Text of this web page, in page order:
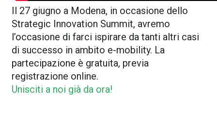
Il 27 giugno a Modena, in occasione dello
Strategic Innovation Summit, avremo
l’occasione di farci ispirare da tanti altri casi
di successo in ambito e-mobility. La
partecipazione è gratuita, previa
registrazione online.
Unisciti a noi già da ora!